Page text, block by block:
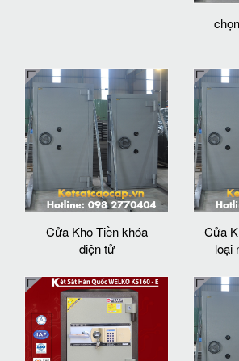
Cửa Kho Tiền khóa
điện tử
Cửa
loại